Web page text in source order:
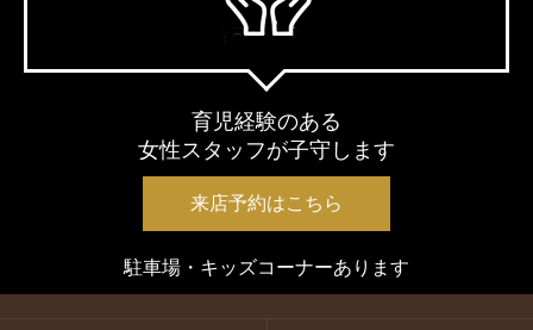
育児経験のある
女性スタッフが子守します
来店予約はこちら
駐車場・キッズコーナーあります